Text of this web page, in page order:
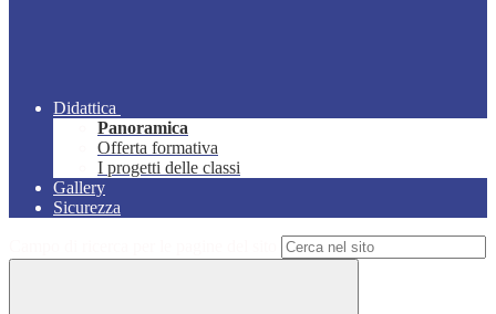
Didattica
Panoramica
Offerta formativa
I progetti delle classi
Gallery
Sicurezza